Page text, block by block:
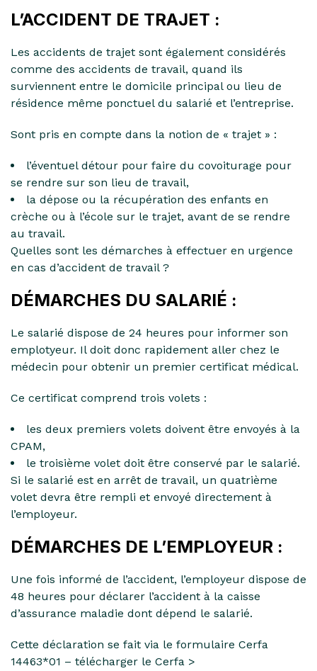
L’ACCIDENT DE TRAJET :
Les accidents de trajet sont également considérés
comme des accidents de travail, quand ils
surviennent entre le domicile principal ou lieu de
résidence même ponctuel du salarié et l’entreprise.
Sont pris en compte dans la notion de « trajet » :
l’éventuel détour pour faire du covoiturage pour
se rendre sur son lieu de travail,
la dépose ou la récupération des enfants en
crèche ou à l’école sur le trajet, avant de se rendre
au travail.
Quelles sont les démarches à effectuer en urgence
en cas d’accident de travail ?
DÉMARCHES DU SALARIÉ :
Le salarié dispose de 24 heures pour informer son
emplotyeur. Il doit donc rapidement aller chez le
médecin pour obtenir un premier certificat médical.
Ce certificat comprend trois volets :
les deux premiers volets doivent être envoyés à la
CPAM,
le troisième volet doit être conservé par le salarié.
Si le salarié est en arrêt de travail, un quatrième
volet devra être rempli et envoyé directement à
l’employeur.
DÉMARCHES DE L’EMPLOYEUR :
Une fois informé de l’accident, l’employeur dispose de
48 heures pour déclarer l’accident à la caisse
d’assurance maladie dont dépend le salarié.
Cette déclaration se fait via le formulaire Cerfa
14463*01 – télécharger le Cerfa >